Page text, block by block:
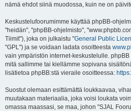
nämä ehdot siinä muodossa, kuin ne on
Keskustelufoorumimme käyttää phpBB-
"heidän", "phpBB-ohjelmisto",
Tiimit"), joka on julkaistu "General Public
"GPL") ja se voidaan ladata osoitteesta
vain ympäristön internet-keskustelulle.
mitä sallimme tai kiellämme sopivana
lisätietoa phpBB:stä vieraile osoitteessa:
Suostut olemaan esittämättä loukkaavaa,
muutakaan materiaalia, joka voisi loukata
omassa maassasi, se maa, johon "SJAL